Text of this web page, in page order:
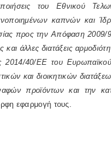
του Εθνικού
καπνών και
προς την Απόφαση 2009/
και άλλες διατάξεις
2014/40/ΕΕ του Ευρωπαϊκού
και διοικητικών
προϊόντων και την
εφαρμογή τους.